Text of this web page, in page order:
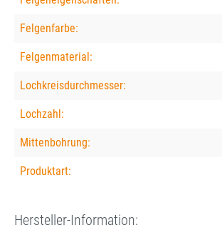
Felgenfarbe:
Felgenmaterial:
Lochkreisdurchmesser:
Lochzahl:
Mittenbohrung:
Produktart:
Hersteller-Information: